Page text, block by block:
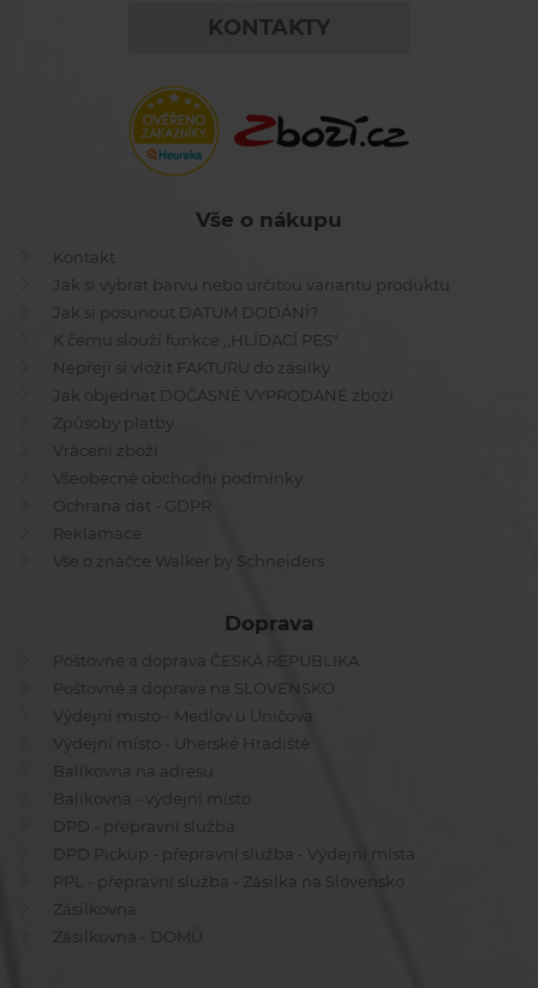
KONTAKTY
Vše o nákupu
Kontakt
Jak si vybrat barvu nebo určitou variantu produktu
Jak si posunout DATUM DODÁNÍ?
K čemu slouží funkce ,,HLÍDACÍ PES"
Nepřeji si vložit FAKTURU do zásilky
Jak objednat DOČASNĚ VYPRODANÉ zboží
Způsoby platby
Vrácení zboží
Všeobecné obchodní podmínky
Ochrana dat - GDPR
Reklamace
Vše o značce Walker by Schneiders
Doprava
Poštovné a doprava ČESKÁ REPUBLIKA
Poštovné a doprava na SLOVENSKO
Výdejní místo - Medlov u Uničova
Výdejní místo - Uherské Hradiště
Balíkovna na adresu
Balíkovna - výdejní místo
DPD - přepravní služba
DPD Pickup - přepravní služba - Výdejní místa
PPL - přepravní služba - Zásilka na Slovensko
Zásilkovna
Zásilkovna - DOMŮ